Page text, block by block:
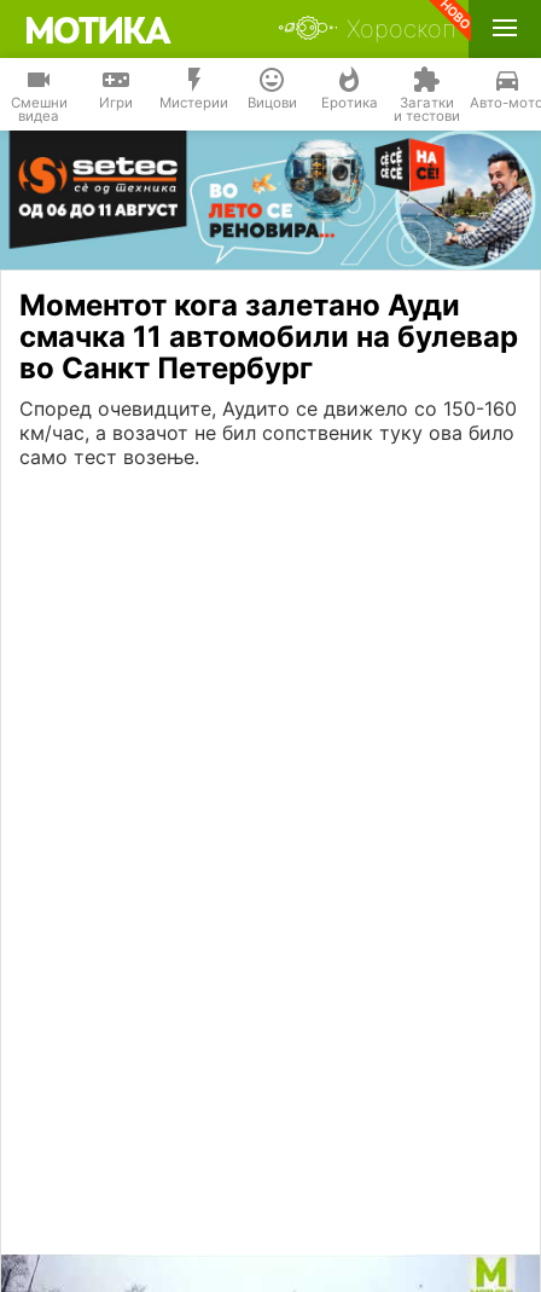
Хороскоп
Смешни
видеа
Игри Мистерии Вицови Еротика Загатки
и тестови
Авто-
Моментот кога залетано Ауди
смачка 11 автомобили на булевар
во Санкт Петербург
Според очевидците, Аудито се движело со 150-160
км/час, а возачот не бил сопственик туку ова било
само тест возење.